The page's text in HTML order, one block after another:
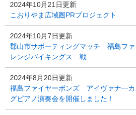
2024年10月21日更新
こおりやま広域圏PRプロジェクト
2024年10月7日更新
郡山市サポーティングマッチ 福島ファ
レンジバイキングス 戦
2024年8月20日更新
福島ファイヤーボンズ アイヴァナ―カ
グピアノ演奏会を開催しました！